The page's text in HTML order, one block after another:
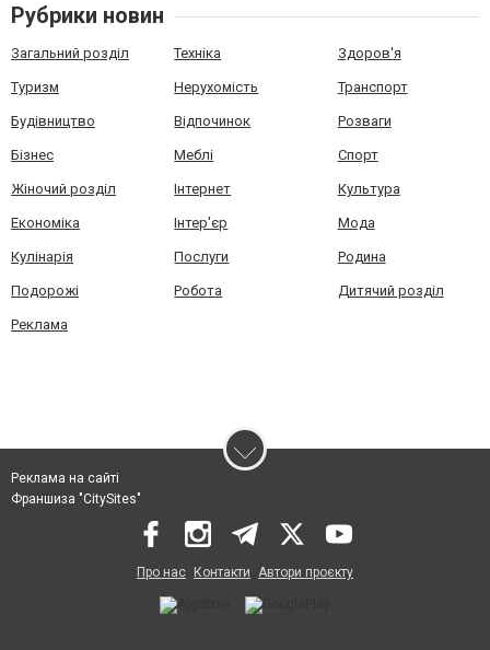
Рубрики новин
Загальний розділ Техніка Здоров'я
Туризм Нерухомість Транспорт
Будівництво Відпочинок Розваги
Бізнес Меблі Спорт
Жіночий розділ Інтернет Культура
Економіка Інтер'єр Мода
Кулінарія Послуги Родина
Подорожі Робота Дитячий розділ
Реклама
Реклама на сайті
Франшиза "CitySites"
Про нас Контакти Автори проєкту